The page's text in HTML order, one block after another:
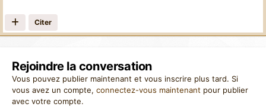
Citer
Rejoindre la conversation
Vous pouvez publier maintenant et vous inscrire plus tard. Si
vous avez un compte, connectez-vous maintenant pour publier
avec votre compte.